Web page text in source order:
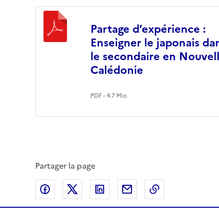
Partage d’expérience :
Enseigner le japonais
le secondaire en
Calédonie
PDF - 4.7 Mio
Partager la page
Partager sur Facebook
Partager sur Twitter
Partager sur LinkedIn
Partager par email